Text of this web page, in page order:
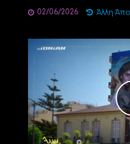
02/06/2026 Άλλη